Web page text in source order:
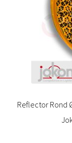
Reflector Rond